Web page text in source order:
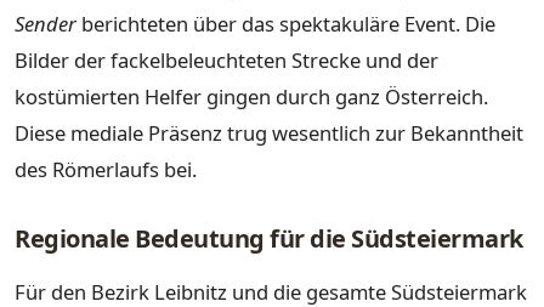
Sender berichteten über das spektakuläre Event. Die
Bilder der fackelbeleuchteten Strecke und der
kostümierten Helfer gingen durch ganz Österreich.
Diese mediale Präsenz trug wesentlich zur Bekanntheit
des Römerlaufs bei.
Regionale Bedeutung für die Südsteiermark
Für den Bezirk Leibnitz und die gesamte Südsteiermark